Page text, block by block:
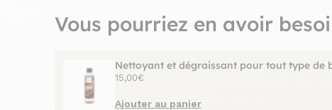
Vous pourriez en avoir
Nettoyant et dégraissant pour tout type de
15,00€
Ajouter au panier